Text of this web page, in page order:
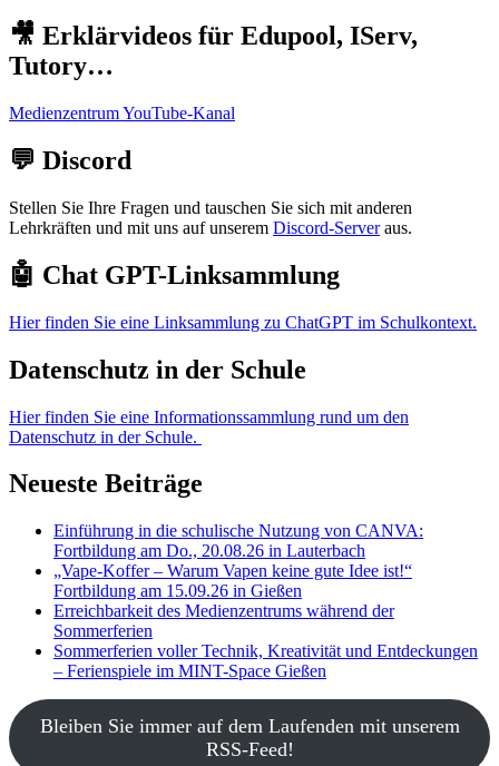
🎥 Erklärvideos für Edupool, IServ,
Tutory…
Medienzentrum YouTube-Kanal
💬 Discord
Stellen Sie Ihre Fragen und tauschen Sie sich mit anderen
Lehrkräften und mit uns auf unserem Discord-Serveraus.
🤖 Chat GPT-Linksammlung
Hier finden Sie eine Linksammlung zu ChatGPT im Schulkontext.
Datenschutz in der Schule
Hier finden Sie eine Informationssammlung rund um den
Datenschutz in der Schule.
Neueste Beiträge
Einführung in die schulische Nutzung von CANVA:
Fortbildung am Do., 20.08.26 in Lauterbach
„Vape-Koffer – Warum Vapen keine gute Idee ist!“
Fortbildung am 15.09.26 in Gießen
Erreichbarkeit des Medienzentrums während der
Sommerferien
Sommerferien voller Technik, Kreativität und Entdeckungen
– Ferienspiele im MINT-Space Gießen
Bleiben Sie immer auf dem Laufenden mit unserem
RSS-Feed!